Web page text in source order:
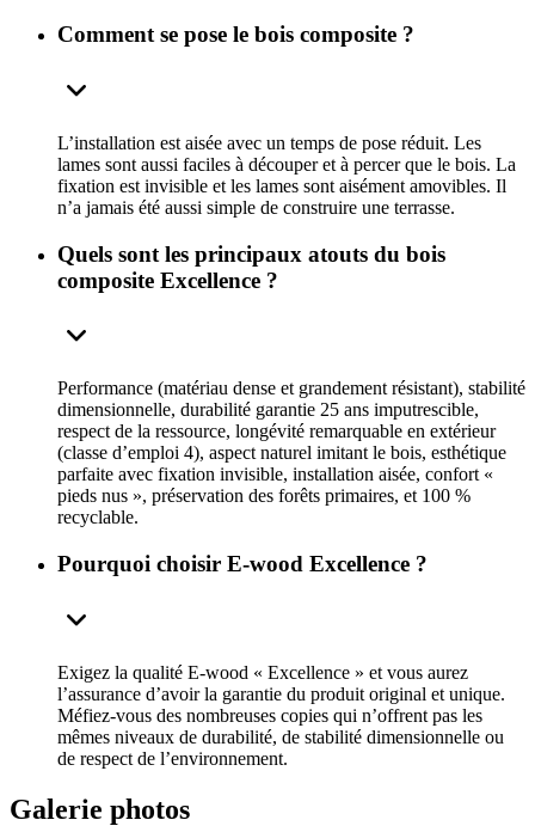
Comment se pose le bois composite ?
L’installation est aisée avec un temps de pose réduit. Les
lames sont aussi faciles à découper et à percer que le bois. La
fixation est invisible et les lames sont aisément amovibles. Il
n’a jamais été aussi simple de construire une terrasse.
Quels sont les principaux atouts du bois
composite Excellence ?
Performance (matériau dense et grandement résistant), stabilité
dimensionnelle, durabilité garantie 25 ans imputrescible,
respect de la ressource, longévité remarquable en extérieur
(classe d’emploi 4), aspect naturel imitant le bois, esthétique
parfaite avec fixation invisible, installation aisée, confort «
pieds nus », préservation des forêts primaires, et 100 %
recyclable.
Pourquoi choisir E-wood Excellence ?
Exigez la qualité E-wood « Excellence » et vous aurez
l’assurance d’avoir la garantie du produit original et unique.
Méfiez-vous des nombreuses copies qui n’offrent pas les
mêmes niveaux de durabilité, de stabilité dimensionnelle ou
de respect de l’environnement.
Galerie photos